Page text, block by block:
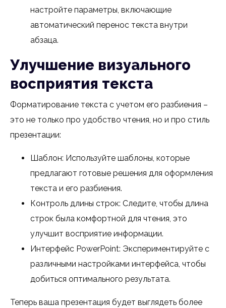
настройте параметры, включающие
автоматический перенос текста внутри
абзаца.
Улучшение визуального
восприятия текста
Форматирование текста с учетом его разбиения –
это не только про удобство чтения, но и про стиль
презентации:
Шаблон: Используйте шаблоны, которые
предлагают готовые решения для оформления
текста и его разбиения.
Контроль длины строк: Следите, чтобы длина
строк была комфортной для чтения, это
улучшит восприятие информации.
Интерфейс PowerPoint: Экспериментируйте с
различными настройками интерфейса, чтобы
добиться оптимального результата.
Теперь ваша презентация будет выглядеть более